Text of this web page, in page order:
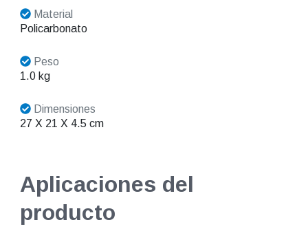
Material
Policarbonato
Peso
1.0 kg
Dimensiones
27 X 21 X 4.5 cm
Aplicaciones del
producto